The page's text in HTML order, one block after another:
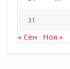
31
« Сен Ноя »